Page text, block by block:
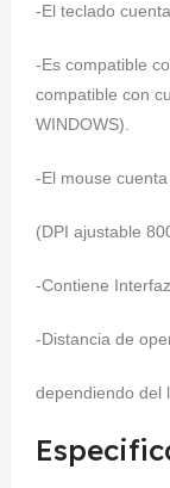
-El teclado
-Es compatible
compatible con
WINDOWS).
-El mouse
(DPI ajustable
-Contiene
-Distancia de
dependiendo del